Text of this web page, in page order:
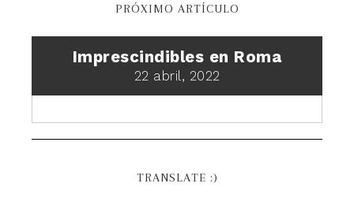
PRÓXIMO ARTÍCULO
Imprescindibles en Roma
22 abril, 2022
TRANSLATE :)